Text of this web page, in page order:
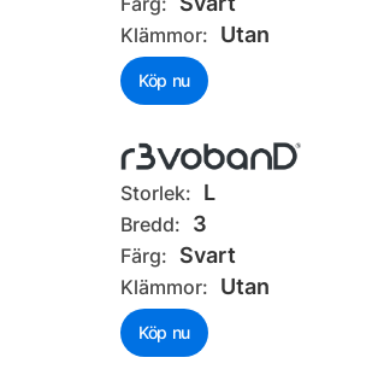
Klämmor: Utan
Köp nu
Storlek: L
Bredd: 3
Färg: Svart
Klämmor: Utan
Köp nu